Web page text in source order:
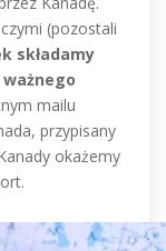
(pozostali
składamy
mailu
przypisany
okażemy